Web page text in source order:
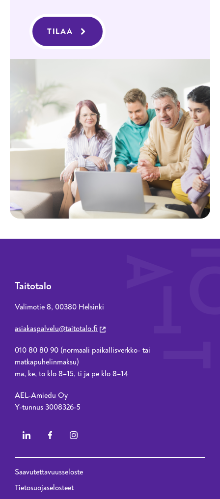
TILAA
Taitotalo
Valimotie 8, 00380 Helsinki
asiakaspalvelu@taitotalo.fi
010 80 80 90 (normaali paikallisverkko- tai
matkapuhelinmaksu)
ma, ke, to klo 8–15, ti ja pe klo 8–14
AEL-Amiedu Oy
Y-tunnus 3008326-5
Privacy menu - 2023 renewal
Saavutettavuusseloste
Tietosuojaselosteet